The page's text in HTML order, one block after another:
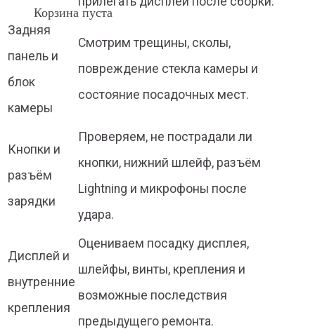
Корзина пуста
Задняя
панель и
блок
камеры
Смотрим трещины, сколы,
повреждение стекла камеры и
состояние посадочных мест.
Кнопки и
разъём
зарядки
Проверяем, не пострадали ли
кнопки, нижний шлейф, разъём
Lightning и микрофоны после
удара.
Дисплей и
внутренние
крепления
Оцениваем посадку дисплея,
шлейфы, винты, крепления и
возможные последствия
предыдущего ремонта.